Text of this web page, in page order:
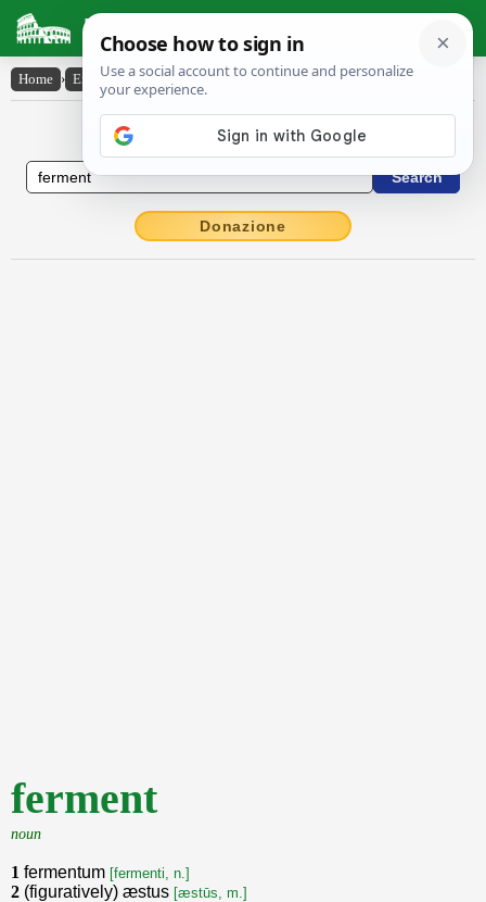
Latin Dictionary
Home › English-Latin › ferment
English to Latin Dictionary
Donazione
ferment
noun
1 fermentum [fermenti, n.]
2 (figuratively) æstus [æstūs, m.]